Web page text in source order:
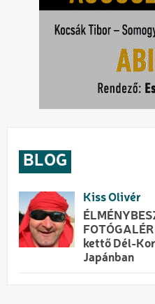
BLOG
Kiss Olivér
kettő Dél-
Japánban